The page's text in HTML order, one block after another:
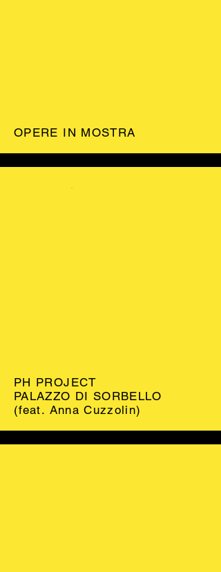
OPERE IN MOSTRA
PH PROJECT
PALAZZO DI SORBELLO
(feat. Anna Cuzzolin)